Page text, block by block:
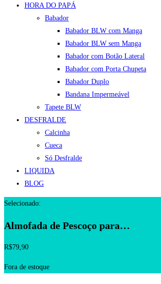
HORA DO PAPÁ
Babador
Babador BLW com Manga
Babador BLW sem Manga
Babador com Botão Lateral
Babador com Porta Chupeta
Babador Duplo
Bandana Impermeável
Tapete BLW
DESFRALDE
Calcinha
Cueca
Só Desfralde
LIQUIDA
BLOG
Selecionado:
Almofada de Pescoço para…
R$79,90
Fora de estoque